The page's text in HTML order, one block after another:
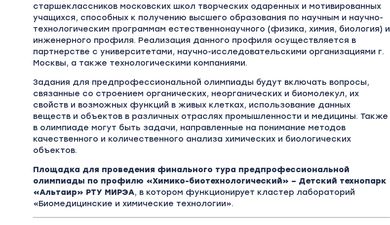
старшеклассников московских школ творческих одаренных и мотивированных
учащихся, способных к получению высшего образования по научным и научно-
технологическим программам естественнонаучного (физика, химия, биология) и
инженерного профиля. Реализация данного профиля осуществляется в
партнерстве с университетами, научно-исследовательскими организациями г.
Москвы, а также технологическими компаниями.
Задания для предпрофессиональной олимпиады будут включать вопросы,
связанные со строением органических, неорганических и биомолекул, их
свойств и возможных функций в живых клетках, использование данных
веществ и объектов в различных отраслях промышленности и медицины. Также
в олимпиаде могут быть задачи, направленные на понимание методов
качественного и количественного анализа химических и биологических
объектов.
Площадка для проведения финального тура предпрофессиональной
олимпиады по профилю «Химико-биотехнологический» – Детский технопарк
«Альтаир» РТУ МИРЭА, в котором функционирует кластер лабораторий
«Биомедицинские и химические технологии».